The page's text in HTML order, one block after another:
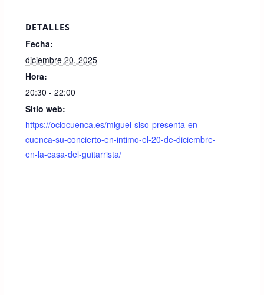
c
e
b
o
o
k
A
DETALLES
Fecha:
diciembre 20, 2025
Hora:
20:30 - 22:00
Sitio web:
https://ociocuenca.es/miguel-siso-presenta-en-
cuenca-su-concierto-en-intimo-el-20-de-diciembre-
en-la-casa-del-guitarrista/